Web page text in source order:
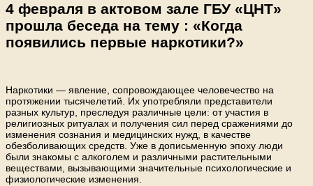
4 февраля в актовом зале ГБУ «ЦНТ»
прошла беседа на тему : «Когда
появились первые наркотики?»
Наркотики — явление, сопровождающее человечество на
протяжении тысячелетий. Их употребляли представители
разных культур, преследуя различные цели: от участия в
религиозных ритуалах и получения сил перед сражениями до
изменения сознания и медицинских нужд, в качестве
обезболивающих средств. Уже в дописьменную эпоху люди
были знакомы с алкоголем и различными растительными
веществами, вызывающими значительные психологические и
физиологические изменения.